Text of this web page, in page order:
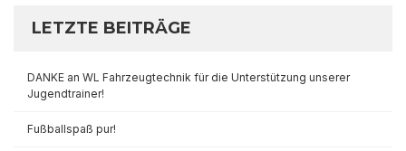
LETZTE BEITRÄGE
DANKE an WL Fahrzeugtechnik für die Unterstützung unserer
Jugendtrainer!
Fußballspaß pur!